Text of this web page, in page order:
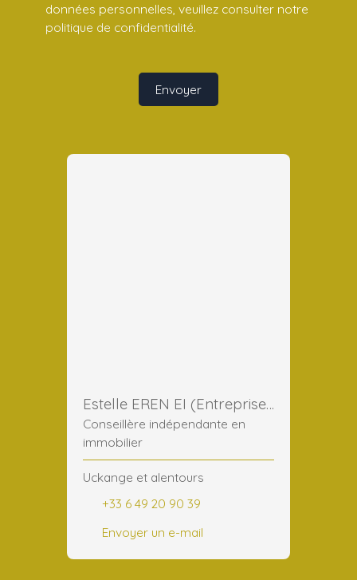
données personnelles, veuillez consulter notre
politique de confidentialité.
Envoyer
Estelle EREN EI (Entreprise Individuelle)
Conseillère indépendante en
immobilier
Uckange et alentours
+33 6 49 20 90 39
Envoyer un e-mail